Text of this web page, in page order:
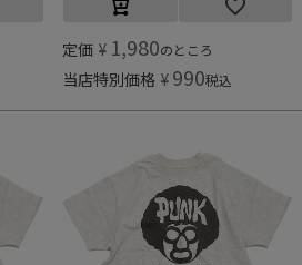
定価 ¥ 1,980のところ
当店特別価格 ¥ 990税込